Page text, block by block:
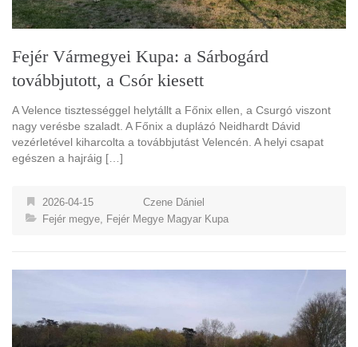
Fejér Vármegyei Kupa: a Sárbogárd
továbbjutott, a Csór kiesett
A Velence tisztességgel helytállt a Főnix ellen, a Csurgó viszont
nagy verésbe szaladt. A Főnix a duplázó Neidhardt Dávid
vezérletével kiharcolta a továbbjutást Velencén. A helyi csapat
egészen a hajráig […]
2026-04-15
Czene Dániel
Fejér megye
Fejér Megye Magyar Kupa